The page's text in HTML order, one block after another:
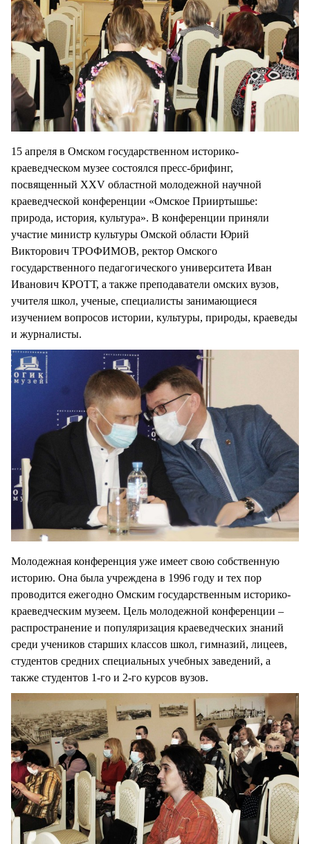
15 апреля в Омском государственном историко-
краеведческом музее состоялся пресс-брифинг,
посвященный XXV областной молодежной научной
краеведческой конференции «Омское Прииртышье:
природа, история, культура». В конференции приняли
участие министр культуры Омской области Юрий
Викторович ТРОФИМОВ, ректор Омского
государственного педагогического университета Иван
Иванович КРОТТ, а также преподаватели омских вузов,
учителя школ, ученые, специалисты занимающиеся
изучением вопросов истории, культуры, природы, краеведы
и журналисты.
Молодежная конференция уже имеет свою собственную
историю. Она была учреждена в 1996 году и тех пор
проводится ежегодно Омским государственным историко-
краеведческим музеем. Цель молодежной конференции –
распространение и популяризация краеведческих знаний
среди учеников старших классов школ, гимназий, лицеев,
студентов средних специальных учебных заведений, а
также студентов 1-го и 2-го курсов вузов.